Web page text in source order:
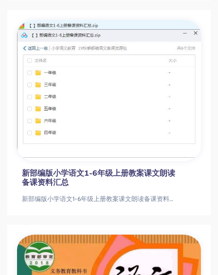
新部编版小学语文1-6年级上册教案课文朗读
备课资料汇总
新部编版小学语文1-6年级上册教案课文朗读备课资料汇总新部编版小学语文1-6年级上册教案课文朗读备课资料汇总